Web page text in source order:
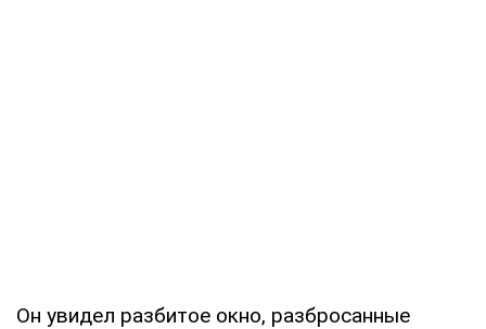
Он увидел разбитое окно, разбросанные